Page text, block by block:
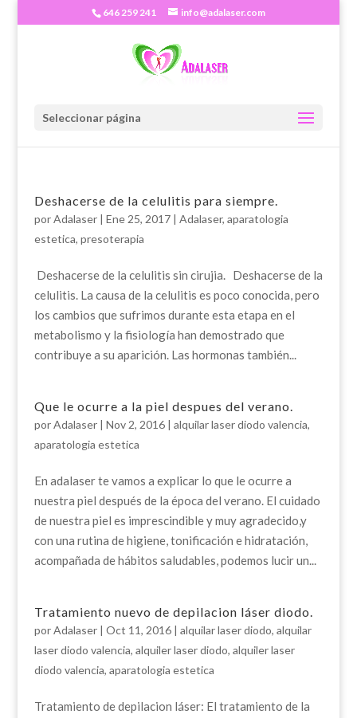
646 259 241 info@adalaser.com
Seleccionar página
Deshacerse de la celulitis para siempre.
porAdalaser| Ene 25, 2017| Adalaser, aparatologia
estetica, presoterapia
Deshacerse de la celulitis sin cirujia. Deshacerse de la
celulitis. La causa de la celulitis es poco conocida, pero
los cambios que sufrimos durante esta etapa en el
metabolismo y la fisiología han demostrado que
contribuye a su aparición. Las hormonas también...
Que le ocurre a la piel despues del verano.
porAdalaser| Nov 2, 2016| alquilar laser diodo valencia,
aparatologia estetica
En adalaser te vamos a explicar lo que le ocurre a
nuestra piel después de la época del verano. El cuidado
de nuestra piel es imprescindible y muy agradecido,y
con una rutina de higiene, tonificación e hidratación,
acompañada de hábitos saludables, podemos lucir un...
Tratamiento nuevo de depilacion láser diodo.
porAdalaser| Oct 11, 2016| alquilar laser diodo, alquilar
laser diodo valencia, alquiler laser diodo, alquiler laser
diodo valencia, aparatologia estetica
Tratamiento de depilacion láser: El tratamiento de la